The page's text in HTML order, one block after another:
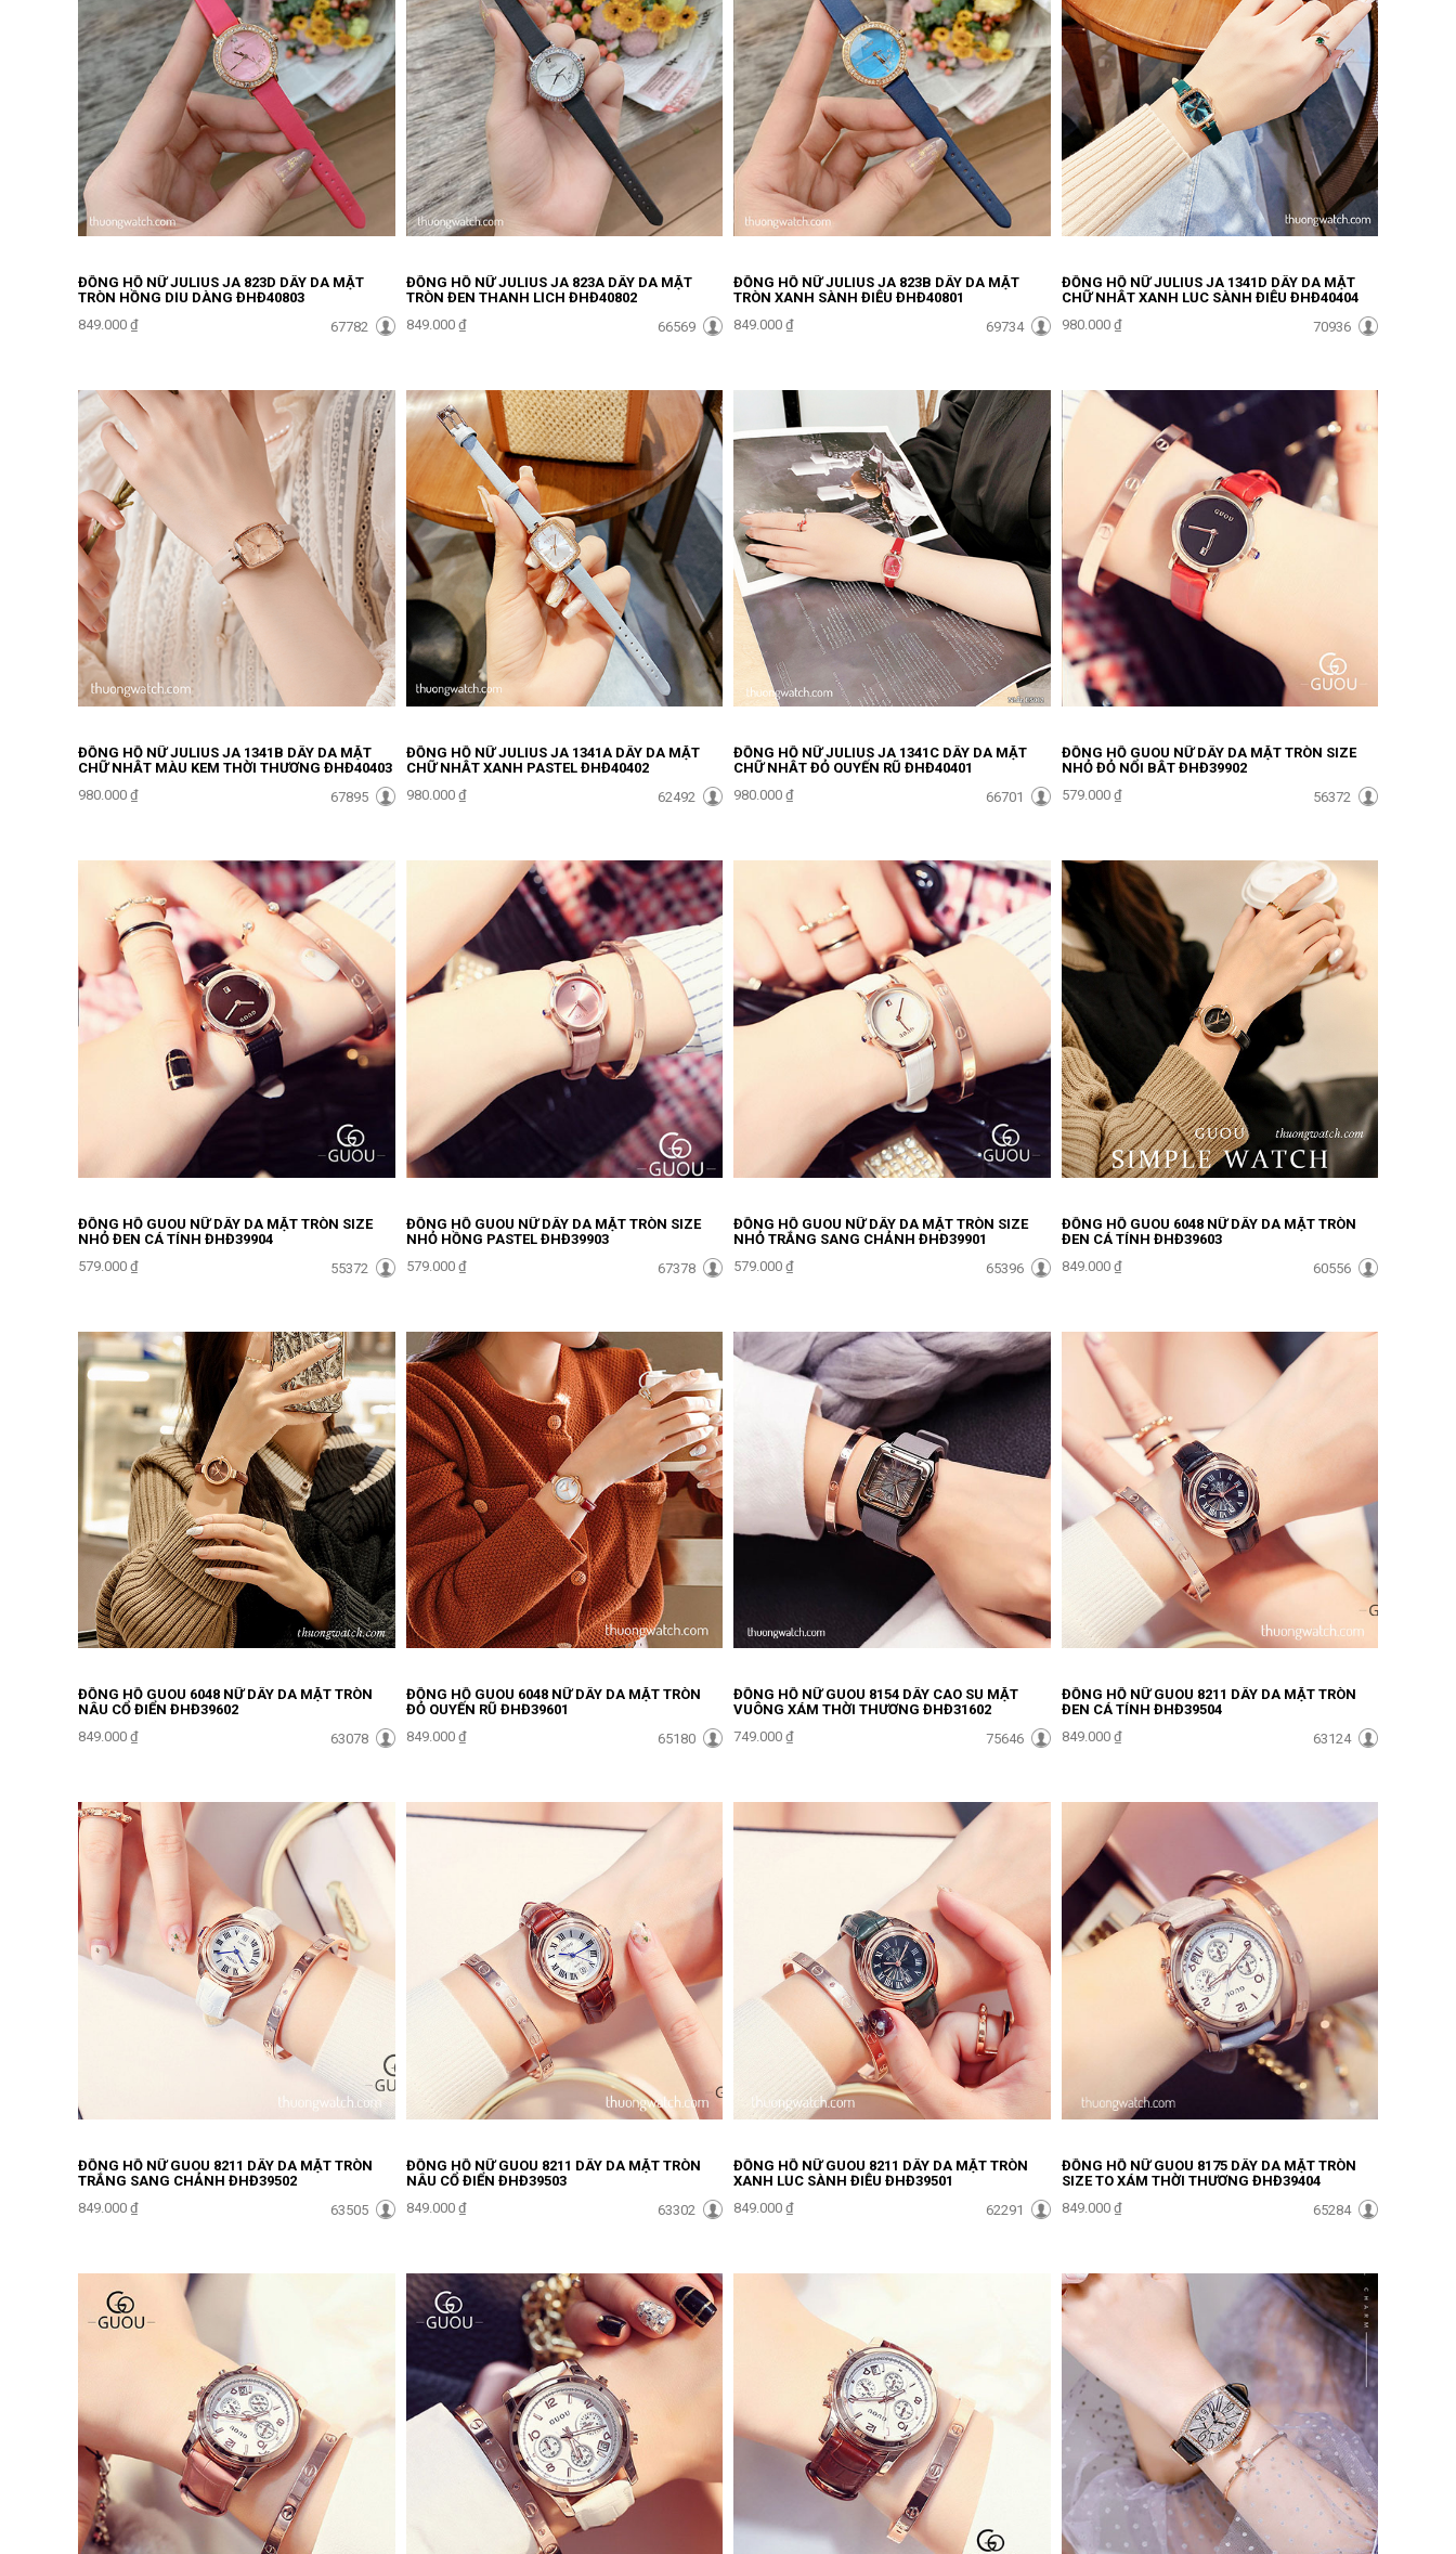
ĐỒNG HỒ NỮ JULIUS JA 823D DÂY DA MẶT
TRÒN HỒNG DỊU DÀNG ĐHĐ40803
849.000 ₫
67782
ĐỒNG HỒ NỮ JULIUS JA 823A DÂY DA MẶT
TRÒN ĐEN THANH LỊCH ĐHĐ40802
849.000 ₫
66569
ĐỒNG HỒ NỮ JULIUS JA 823B DÂY DA MẶT
TRÒN XANH SÀNH ĐIỆU ĐHĐ40801
849.000 ₫
69734
ĐỒNG HỒ NỮ JULIUS JA 1341D DÂY DA MẶT
CHỮ NHẬT XANH LỤC SÀNH ĐIỆU ĐHĐ40404
980.000 ₫
70936
ĐỒNG HỒ NỮ JULIUS JA 1341B DÂY DA MẶT
CHỮ NHẬT MÀU KEM THỜI THƯỢNG ĐHĐ40403
980.000 ₫
67895
ĐỒNG HỒ NỮ JULIUS JA 1341A DÂY DA MẶT
CHỮ NHẬT XANH PASTEL ĐHĐ40402
980.000 ₫
62492
ĐỒNG HỒ NỮ JULIUS JA 1341C DÂY DA MẶT
CHỮ NHẬT ĐỎ QUYẾN RŨ ĐHĐ40401
980.000 ₫
66701
ĐỒNG HỒ GUOU NỮ DÂY DA MẶT TRÒN SIZE
NHỎ ĐỎ NỔI BẬT ĐHĐ39902
579.000 ₫
56372
ĐỒNG HỒ GUOU NỮ DÂY DA MẶT TRÒN SIZE
NHỎ ĐEN CÁ TÍNH ĐHĐ39904
579.000 ₫
55372
ĐỒNG HỒ GUOU NỮ DÂY DA MẶT TRÒN SIZE
NHỎ HỒNG PASTEL ĐHĐ39903
579.000 ₫
67378
ĐỒNG HỒ GUOU NỮ DÂY DA MẶT TRÒN SIZE
NHỎ TRẮNG SANG CHẢNH ĐHĐ39901
579.000 ₫
65396
ĐỒNG HỒ GUOU 6048 NỮ DÂY DA MẶT TRÒN
ĐEN CÁ TÍNH ĐHĐ39603
849.000 ₫
60556
ĐỒNG HỒ GUOU 6048 NỮ DÂY DA MẶT TRÒN
NÂU CỔ ĐIỂN ĐHĐ39602
849.000 ₫
63078
ĐỒNG HỒ GUOU 6048 NỮ DÂY DA MẶT TRÒN
ĐỎ QUYẾN RŨ ĐHĐ39601
849.000 ₫
65180
ĐỒNG HỒ NỮ GUOU 8154 DÂY CAO SU MẶT
VUÔNG XÁM THỜI THƯỢNG ĐHĐ31602
749.000 ₫
75646
ĐỒNG HỒ NỮ GUOU 8211 DÂY DA MẶT TRÒN
ĐEN CÁ TÍNH ĐHĐ39504
849.000 ₫
63124
ĐỒNG HỒ NỮ GUOU 8211 DÂY DA MẶT TRÒN
TRẮNG SANG CHẢNH ĐHĐ39502
849.000 ₫
63505
ĐỒNG HỒ NỮ GUOU 8211 DÂY DA MẶT TRÒN
NÂU CỔ ĐIỂN ĐHĐ39503
849.000 ₫
63302
ĐỒNG HỒ NỮ GUOU 8211 DÂY DA MẶT TRÒN
XANH LỤC SÀNH ĐIỆU ĐHĐ39501
849.000 ₫
62291
ĐỒNG HỒ NỮ GUOU 8175 DÂY DA MẶT TRÒN
SIZE TO XÁM THỜI THƯỢNG ĐHĐ39404
849.000 ₫
65284